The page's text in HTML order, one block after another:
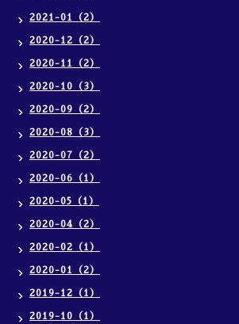
2021-01（2）
2020-12（2）
2020-11（2）
2020-10（3）
2020-09（2）
2020-08（3）
2020-07（2）
2020-06（1）
2020-05（1）
2020-04（2）
2020-02（1）
2020-01（2）
2019-12（1）
2019-10（1）